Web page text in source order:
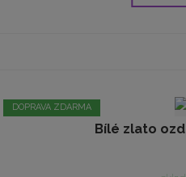
DOPRAVA ZDARMA
Bílé zlato